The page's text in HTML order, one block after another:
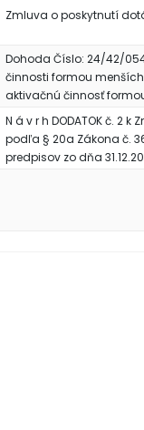
Zmluva o poskytnutí
Dohoda Číslo: 24/42/
činnosti formou
aktivačnú činnosť
N á v r h DODATOK č. 2
podľa § 20a Zákona č.
predpisov zo dňa